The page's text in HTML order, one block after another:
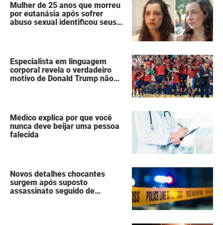
Mulher de 25 anos que morreu
por eutanásia após sofrer
abuso sexual identificou seus
Especialista em linguagem
corporal revela o verdadeiro
motivo de Donald Trump não
Médico explica por que você
nunca deve beijar uma pessoa
falecida
Novos detalhes chocantes
surgem após suposto
assassinato seguido de